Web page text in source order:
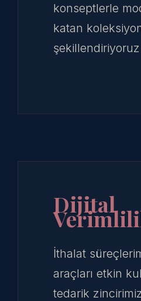
konseptlerle
katan
Dijital
İthalat
araçları etkin
tedarik